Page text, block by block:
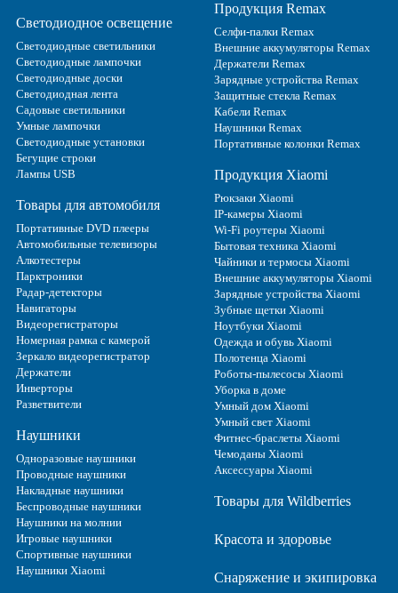
Светодиодное освещение
Светодиодные светильники
Светодиодные лампочки
Светодиодные доски
Светодиодная лента
Садовые светильники
Умные лампочки
Светодиодные установки
Бегущие строки
Лампы USB
Товары для автомобиля
Портативные DVD плееры
Автомобильные телевизоры
Алкотестеры
Парктроники
Радар-детекторы
Навигаторы
Видеорегистраторы
Номерная рамка с камерой
Зеркало видеорегистратор
Держатели
Инверторы
Разветвители
Наушники
Одноразовые наушники
Проводные наушники
Накладные наушники
Беспроводные наушники
Наушники на молнии
Игровые наушники
Спортивные наушники
Наушники Xiaomi
Продукция Remax
Селфи-палки Remax
Внешние аккумуляторы Remax
Держатели Remax
Зарядные устройства Remax
Защитные стекла Remax
Кабели Remax
Наушники Remax
Портативные колонки Remax
Продукция Xiaomi
Рюкзаки Xiaomi
IP-камеры Xiaomi
Wi-Fi роутеры Xiaomi
Бытовая техника Xiaomi
Чайники и термосы Xiaomi
Внешние аккумуляторы Xiaomi
Зарядные устройства Xiaomi
Зубные щетки Xiaomi
Ноутбуки Xiaomi
Одежда и обувь Xiaomi
Полотенца Xiaomi
Роботы-пылесосы Xiaomi
Уборка в доме
Умный дом Xiaomi
Умный свет Xiaomi
Фитнес-браслеты Xiaomi
Чемоданы Xiaomi
Аксессуары Xiaomi
Товары для Wildberries
Красота и здоровье
Снаряжение и экипировка